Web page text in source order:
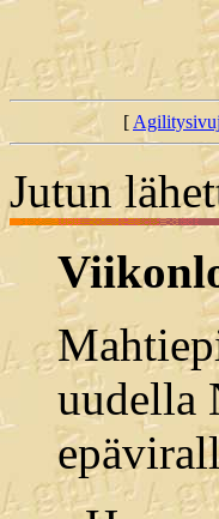
[
Jutun
uudella